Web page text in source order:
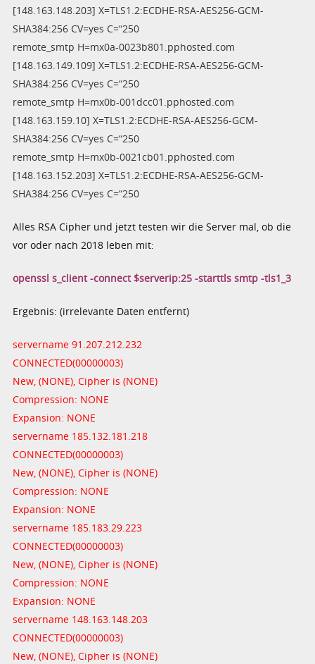
[148.163.148.203] X=TLS1.2:ECDHE-RSA-AES256-GCM-
SHA384:256 CV=yes C=“250
remote_smtp H=mx0a-0023b801.pphosted.com
[148.163.149.109] X=TLS1.2:ECDHE-RSA-AES256-GCM-
SHA384:256 CV=yes C=“250
remote_smtp H=mx0b-001dcc01.pphosted.com
[148.163.159.10] X=TLS1.2:ECDHE-RSA-AES256-GCM-
SHA384:256 CV=yes C=“250
remote_smtp H=mx0b-0021cb01.pphosted.com
[148.163.152.203] X=TLS1.2:ECDHE-RSA-AES256-GCM-
SHA384:256 CV=yes C=“250
Alles RSA Cipher und jetzt testen wir die Server mal, ob die
vor oder nach 2018 leben mit:
openssl s_client -connect $serverip:25 -starttls smtp -tls1_3
Ergebnis: (irrelevante Daten entfernt)
servername 91.207.212.232
CONNECTED(00000003)
New, (NONE), Cipher is (NONE)
Compression: NONE
Expansion: NONE
servername 185.132.181.218
CONNECTED(00000003)
New, (NONE), Cipher is (NONE)
Compression: NONE
Expansion: NONE
servername 185.183.29.223
CONNECTED(00000003)
New, (NONE), Cipher is (NONE)
Compression: NONE
Expansion: NONE
servername 148.163.148.203
CONNECTED(00000003)
New, (NONE), Cipher is (NONE)